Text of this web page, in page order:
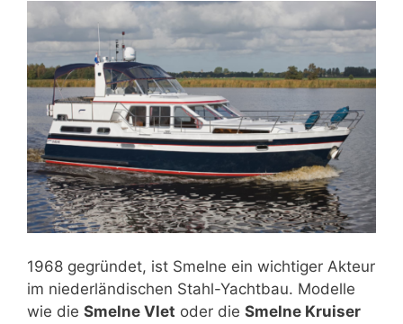
1968 gegründet, ist Smelne ein wichtiger Akteur
im niederländischen Stahl-Yachtbau. Modelle
wie die Smelne Vlet oder die Smelne Kruiser